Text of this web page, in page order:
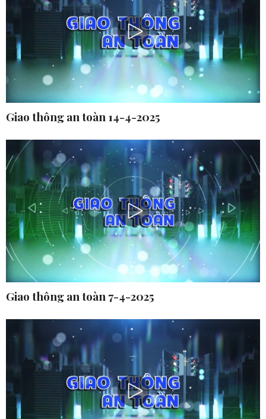
Giao thông an toàn 14-4-2025
Giao thông an toàn 7-4-2025